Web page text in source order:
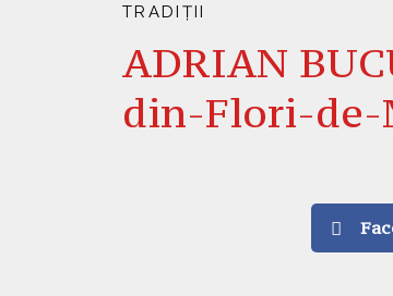
TRADIȚII
ADRIAN
din-Flori-de-